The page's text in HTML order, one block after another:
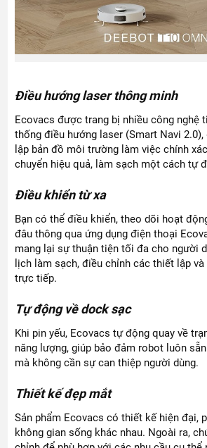
Điều hướng laser thông minh
Ecovacs được trang bị nhiều công nghệ
thống điều hướng laser (Smart Navi
lập bản đồ môi trường làm việc chính
chuyển hiệu quả, làm sạch một cách tự
Điều khiển từ xa
Bạn có thể điều khiển, theo dõi hoạt
đâu thông qua ứng dụng điện thoại
mang lại sự thuận tiện tối đa cho người
lịch làm sạch, điều chỉnh các thiết lập
trực tiếp.
Tự động về dock sạc
Khi pin yếu, Ecovacs tự động quay về
năng lượng, giúp bảo đảm robot luôn
mà không cần sự can thiệp người dùng.
Thiết kế đẹp mắt
Sản phẩm Ecovacs có thiết kế hiện đại,
không gian sống khác nhau. Ngoài ra,